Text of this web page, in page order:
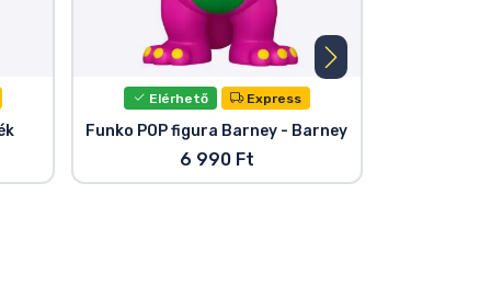
Elérhető Express
Funko POP figura Barney - Barney
6 990 Ft